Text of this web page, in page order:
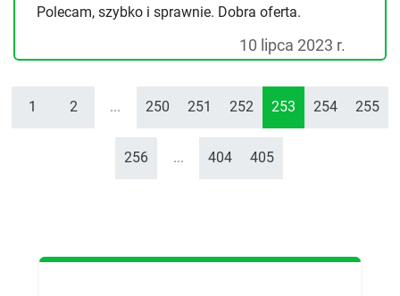
Polecam, szybko i sprawnie. Dobra oferta.
10 lipca 2023 r.
1 2 ... 250 251 252 253 254 255
256 ... 404 405